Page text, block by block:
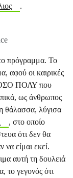
.
πρόγραμμα. Το
αφού οι καιρικές
ΠΟΛΥ που
ως άνθρωπος
θάλασσα, λύγισα
, στο οποίο
ότι δεν θα
είμαι εκεί.
αυτή τη δουλειά
το γεγονός ότι